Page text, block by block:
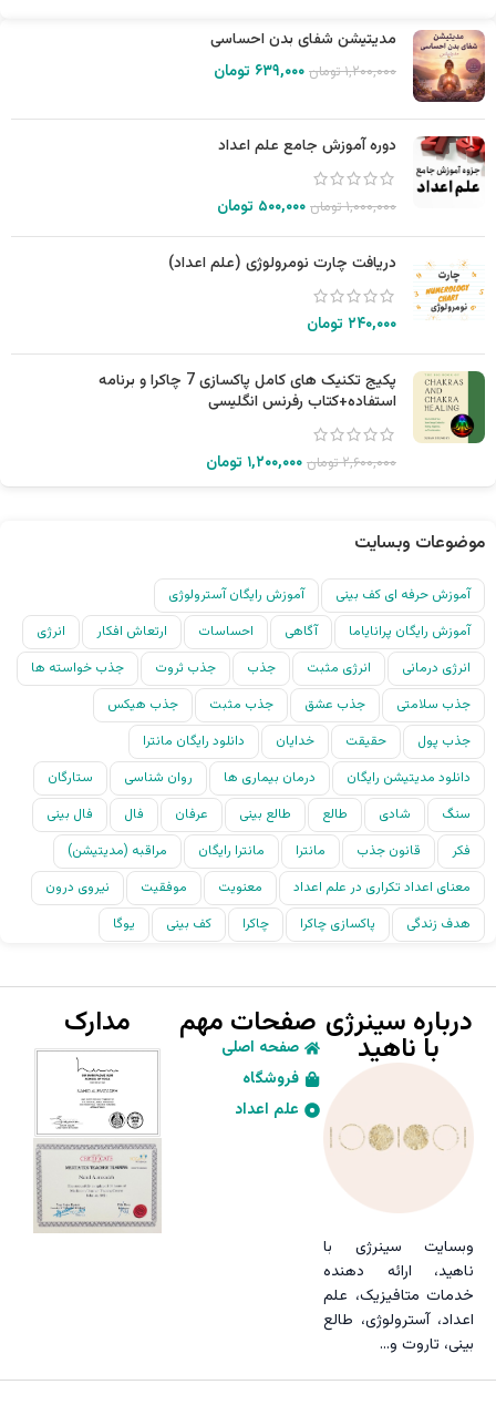
مدیتیشن شفای بدن احساسی
۱,۲۰۰,۰۰۰تومان ۶۳۹,۰۰۰ تومان
دوره آموزش جامع علم اعداد
۱,۰۰۰,۰۰۰تومان ۵۰۰,۰۰۰ تومان
دریافت چارت نومرولوژی (علم اعداد)
۲۴۰,۰۰۰ تومان
پکیج تکنیک های کامل پاکسازی 7 چاکرا و برنامه
استفاده+کتاب رفرنس انگلیسی
۲,۶۰۰,۰۰۰تومان ۱,۲۰۰,۰۰۰ تومان
موضوعات وبسایت
آموزش حرفه ای کف بینی
آموزش رایگان آسترولوژی
آموزش رایگان پرانایاما
آگاهی احساسات ارتعاش افکار
انرژی
انرژی درمانی
انرژی مثبت جذب جذب ثروت
جذب خواسته ها
جذب سلامتی
جذب عشق جذب مثبت
جذب هیکس
جذب پول
حقیقت خدایان
دانلود رایگان مانترا
دانلود مدیتیشن رایگان
درمان بیماری ها روان شناسی
ستارگان
سنگ
شادی طالع طالع بینی عرفان فال
فال بینی
فکر
قانون جذب مانترا مانترا رایگان
مراقبه (مدیتیشن)
معنای اعداد تکراری در علم اعداد
معنویت موفقیت
نیروی درون
هدف زندگی
پاکسازی چاکرا چاکرا کف بینی یوگا
درباره سینرژی
با ناهید
وبسایت سینرژی با
ناهید، ارائه دهنده
خدمات متافیزیک، علم
اعداد، آسترولوژی، طالع
بینی، تاروت و…
صفحات مهم
صفحه اصلی
فروشگاه
علم اعداد
مدارک